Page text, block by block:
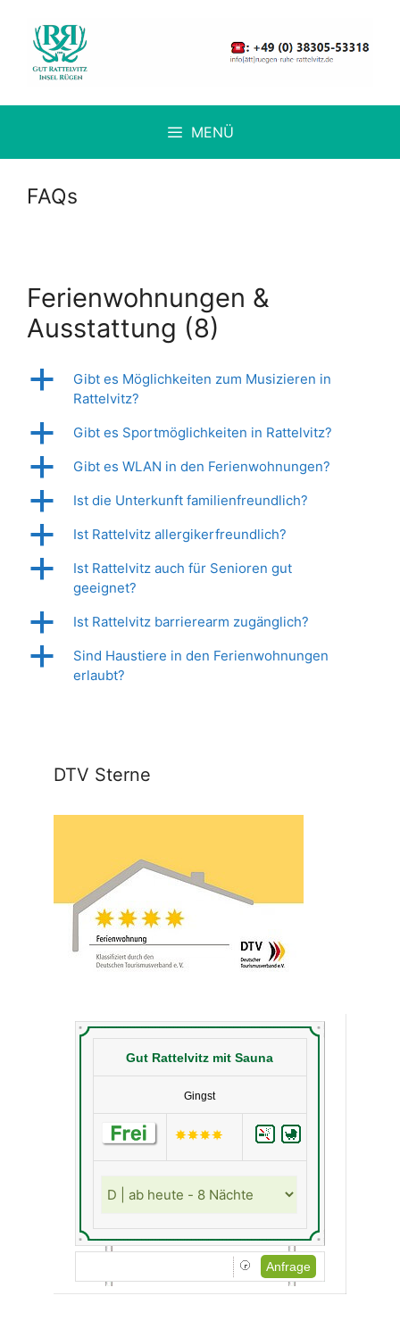
Inhalt
springen
MENÜ
FAQs
Ferienwohnungen &
Ausstattung (8)
a
Gibt es Möglichkeiten zum Musizieren in
Rattelvitz?
a Gibt es Sportmöglichkeiten in Rattelvitz?
a Gibt es WLAN in den Ferienwohnungen?
a Ist die Unterkunft familienfreundlich?
a Ist Rattelvitz allergikerfreundlich?
a
Ist Rattelvitz auch für Senioren gut
geeignet?
a Ist Rattelvitz barrierearm zugänglich?
a
Sind Haustiere in den Ferienwohnungen
erlaubt?
DTV Sterne
Gut Rattelvitz mit Sauna
Gingst
Anfrage